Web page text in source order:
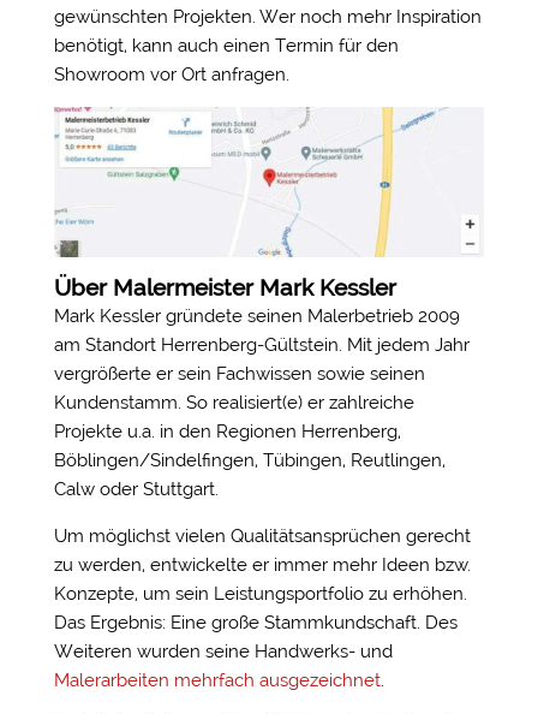
gewünschten Projekten. Wer noch mehr Inspiration
benötigt, kann auch einen Termin für den
Showroom vor Ort anfragen.
Über Malermeister Mark Kessler
Mark Kessler gründete seinen Malerbetrieb 2009
am Standort Herrenberg-Gültstein. Mit jedem Jahr
vergrößerte er sein Fachwissen sowie seinen
Kundenstamm. So realisiert(e) er zahlreiche
Projekte u.a. in den Regionen Herrenberg,
Böblingen/Sindelfingen, Tübingen, Reutlingen,
Calw oder Stuttgart.
Um möglichst vielen Qualitätsansprüchen gerecht
zu werden, entwickelte er immer mehr Ideen bzw.
Konzepte, um sein Leistungsportfolio zu erhöhen.
Das Ergebnis: Eine große Stammkundschaft. Des
Weiteren wurden seine Handwerks- und
Malerarbeiten mehrfach ausgezeichnet.